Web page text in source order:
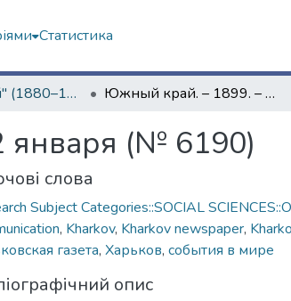
Статистика
"Южный край" (1880–1919 гг.) Южный край. – 1899. – 12 января (№ 6190)
января (№ 6190)
слова
Subject Categories::SOCIAL
, Kharkov, Kharkov newspaper,
газета, Харьков, события в мире
опис